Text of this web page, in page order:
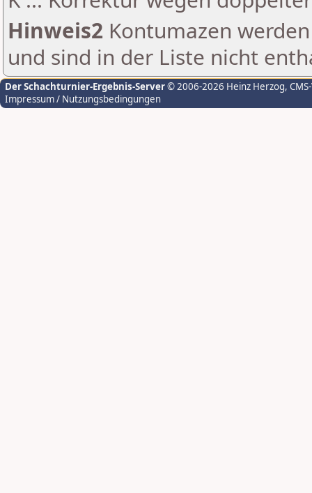
Hinweis2 Kontumazen
und sind in der Liste nicht
Der Schachturnier-Ergebnis-Server© 2006-2026 Heinz Herzog,
Impressum / Nutzungsbedingungen